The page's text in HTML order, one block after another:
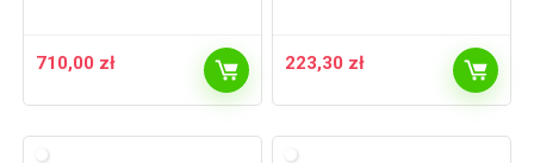
710,00 zł 223,30 zł